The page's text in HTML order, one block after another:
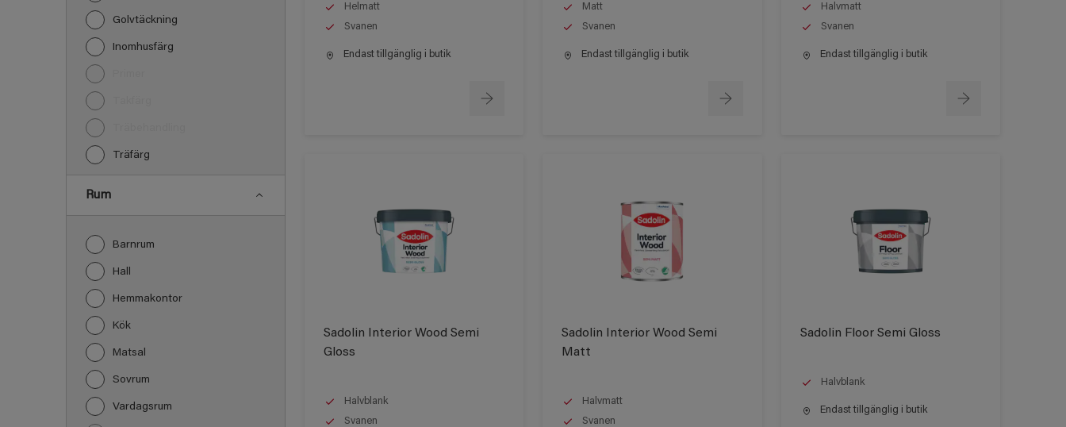
Golvtäckning
Inomhusfärg
Träfärg
Rum
Barnrum
Hall
Hemmakontor
Kök
Matsal
Sovrum
Vardagsrum
Helmatt
Svanen
Endast tillgänglig i butik
Matt
Svanen
Endast tillgänglig i butik
Halvmatt
Svanen
Endast tillgänglig i butik
Sadolin Interior Wood Semi
Gloss
Halvblank
Svanen
Sadolin Interior Wood Semi
Matt
Halvmatt
Svanen
Sadolin Floor Semi Gloss
Halvblank
Endast tillgänglig i butik